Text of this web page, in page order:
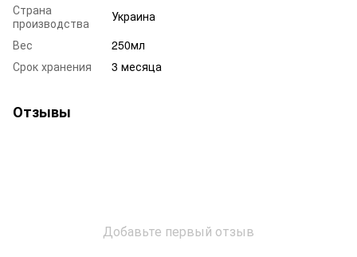
Страна
производства
Украина
Вес
250мл
Срок хранения
3 месяца
Отзывы
Добавьте первый отзыв